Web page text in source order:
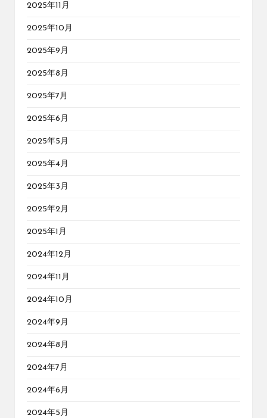
2025年11月
2025年10月
2025年9月
2025年8月
2025年7月
2025年6月
2025年5月
2025年4月
2025年3月
2025年2月
2025年1月
2024年12月
2024年11月
2024年10月
2024年9月
2024年8月
2024年7月
2024年6月
2024年5月